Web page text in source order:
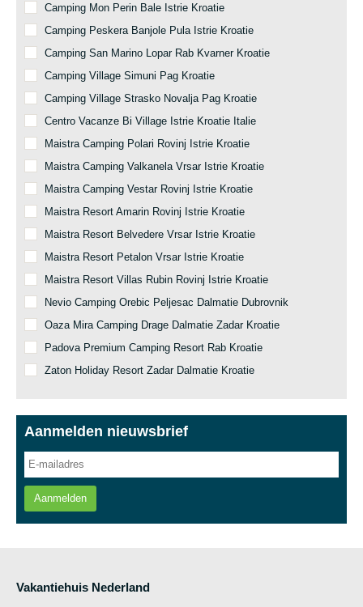
Camping Mon Perin Bale Istrie Kroatie
Camping Peskera Banjole Pula Istrie Kroatie
Camping San Marino Lopar Rab Kvarner Kroatie
Camping Village Simuni Pag Kroatie
Camping Village Strasko Novalja Pag Kroatie
Centro Vacanze Bi Village Istrie Kroatie Italie
Maistra Camping Polari Rovinj Istrie Kroatie
Maistra Camping Valkanela Vrsar Istrie Kroatie
Maistra Camping Vestar Rovinj Istrie Kroatie
Maistra Resort Amarin Rovinj Istrie Kroatie
Maistra Resort Belvedere Vrsar Istrie Kroatie
Maistra Resort Petalon Vrsar Istrie Kroatie
Maistra Resort Villas Rubin Rovinj Istrie Kroatie
Nevio Camping Orebic Peljesac Dalmatie Dubrovnik
Oaza Mira Camping Drage Dalmatie Zadar Kroatie
Padova Premium Camping Resort Rab Kroatie
Zaton Holiday Resort Zadar Dalmatie Kroatie
Aanmelden nieuwsbrief
Aanmelden
Vakantiehuis Nederland